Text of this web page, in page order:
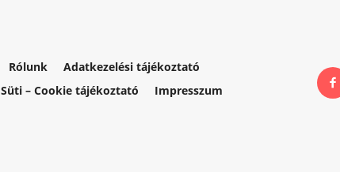
Rólunk
Adatkezelési tájékoztató
Süti – Cookie tájékoztató
Impresszum